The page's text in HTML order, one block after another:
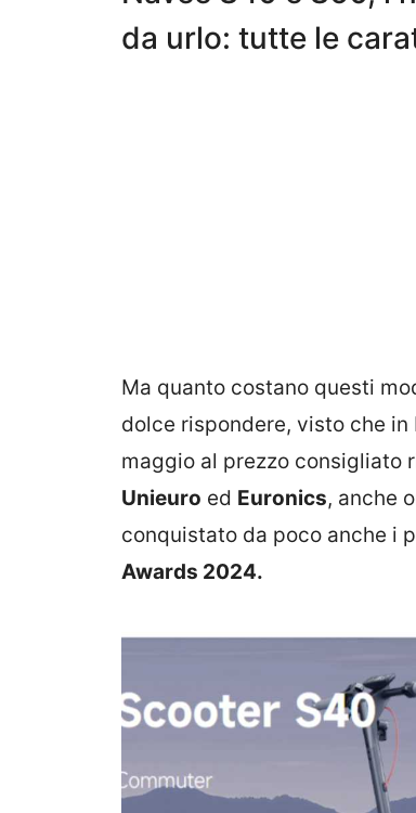
da urlo: tutte le
Ma quanto costano questi
dolce rispondere, visto che
maggio al prezzo consigliato
Unieuro ed Euronics, anche
conquistato da poco anche i
Awards 2024.